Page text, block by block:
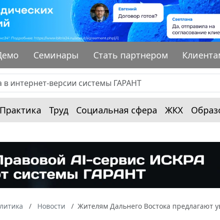
Семинары Стать партнером
Практика Труд Социальная сфера ЖКХ
Новости Жителям Дальнего Востока предлагают